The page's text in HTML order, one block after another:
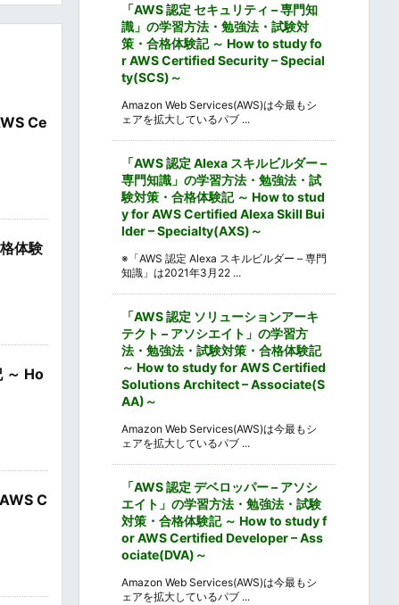
Ce
体験
～ Ho
C
「AWS 認定 セキュリティ – 専門知
識」の学習方法・勉強法・試験対
策・合格体験記 ～ How to study fo
r AWS Certified Security – Special
ty(SCS)～
Amazon Web Services(AWS)は今最もシ
ェアを拡大しているパブ ...
「AWS 認定 Alexa スキルビルダー –
専門知識」の学習方法・勉強法・試
験対策・合格体験記 ～ How to stud
y for AWS Certified Alexa Skill Bui
lder – Specialty(AXS)～
※「AWS 認定 Alexa スキルビルダー – 専門
知識」は2021年3月22 ...
「AWS 認定 ソリューションアーキ
テクト – アソシエイト」の学習方
法・勉強法・試験対策・合格体験記
～ How to study for AWS Certified
Solutions Architect – Associate(S
AA)～
Amazon Web Services(AWS)は今最もシ
ェアを拡大しているパブ ...
「AWS 認定 デベロッパー – アソシ
エイト」の学習方法・勉強法・試験
対策・合格体験記 ～ How to study f
or AWS Certified Developer – Ass
ociate(DVA)～
Amazon Web Services(AWS)は今最もシ
ェアを拡大しているパブ ...